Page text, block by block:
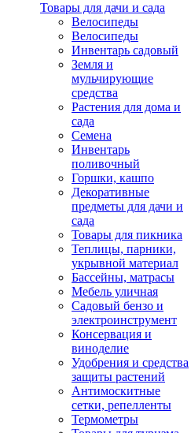
Товары для дачи и сада
Велосипеды
Велосипеды
Инвентарь садовый
Земля и
мульчирующие
средства
Растения для дома и
сада
Семена
Инвентарь
поливочный
Горшки, кашпо
Декоративные
предметы для дачи и
сада
Товары для пикника
Теплицы, парники,
укрывной материал
Бассейны, матрасы
Мебель уличная
Садовый бензо и
электроинструмент
Консервация и
виноделие
Удобрения и средства
защиты растений
Антимоскитные
сетки, репелленты
Термометры